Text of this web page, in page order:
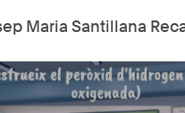
Maria Santillana